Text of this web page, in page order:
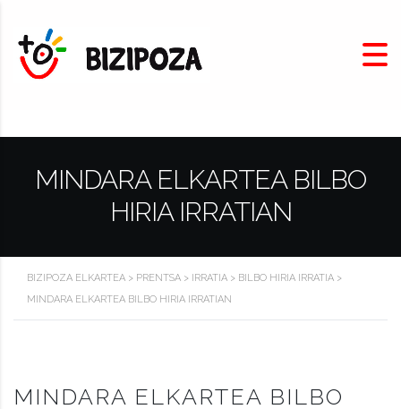
MINDARA ELKARTEA BILBO
HIRIA IRRATIAN
BIZIPOZA ELKARTEA > PRENTSA > IRRATIA > BILBO HIRIA IRRATIA >
MINDARA ELKARTEA BILBO HIRIA IRRATIAN
MINDARA ELKARTEA BILBO